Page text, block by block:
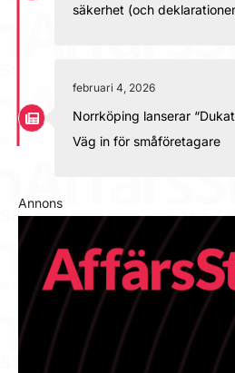
säkerhet (och
februari 4, 2026
Norrköping lanserar
Väg in för småföretagare
Annons